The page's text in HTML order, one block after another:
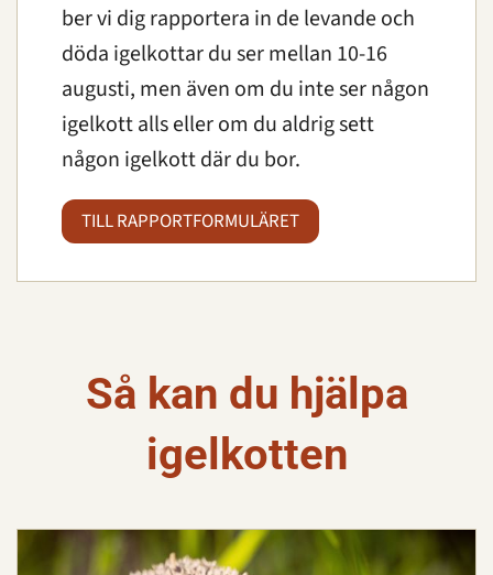
ber vi dig rapportera in de levande och
döda igelkottar du ser mellan 10-16
augusti, men även om du inte ser någon
igelkott alls eller om du aldrig sett
någon igelkott där du bor.
TILL RAPPORTFORMULÄRET
Så kan du hjälpa
igelkotten